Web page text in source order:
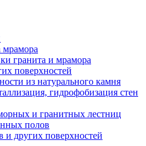
мрамора
гранита и мрамора
поверхностей
из натурального камня
гидрофобизация стен
и гранитных лестниц
полов
других поверхностей